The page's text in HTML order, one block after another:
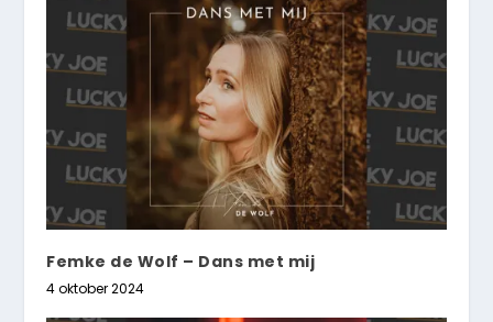
Femke de Wolf – Dans met mij
4 oktober 2024